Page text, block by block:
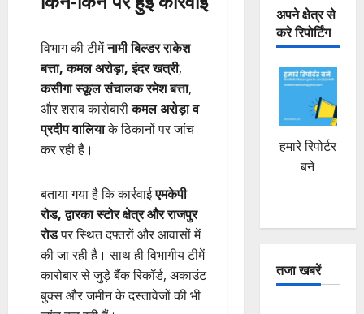
विभाग की टीमेंनामी बिल्डर राकेश
बत्ता, कमल अरोड़ा, इंदर खत्री,
कसीगा स्कूल संचालक रमेश बत्ता,
और शराब कारोबारीकमल अरोड़ा व
प्रदीप वालियाके ठिकानों पर जांच
कर रही हैं।
बताया गया है कि कार्रवाईएमकेपी
रोड, द्वारका स्टोर क्षेत्र और राजपुर
रोडपर स्थित दफ्तरों और आवासों में
की जा रही है। साथ ही विभागीय टीमें
कारोबार से जुड़े बैंक रिकॉर्ड, अकाउंट
बुक्स और जमीन के दस्तावेजों की भी
अपने क्षेत्र से
करे रिपोर्टिंग
हमारे रिपोर्टर
बने
तजा खबरें